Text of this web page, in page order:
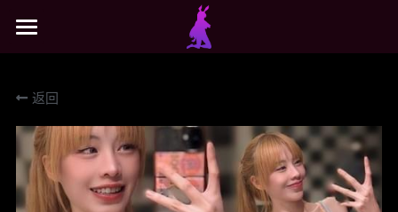
返回
商品分类
所有商品分类